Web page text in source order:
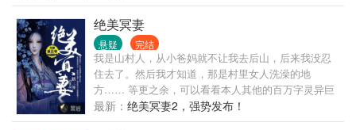
史吗？
绝美冥妻
悬疑 完结
我是山村人，从小爸妈就不让我去后山，后来我没忍
住去了。然后我才知道，那是村里女人洗澡的地
方…… 等更之余，可以看看本人其他的百万字灵异巨
著：《漂流教室》《奉邪之命》
最新： 绝美冥妻2，强势发布！